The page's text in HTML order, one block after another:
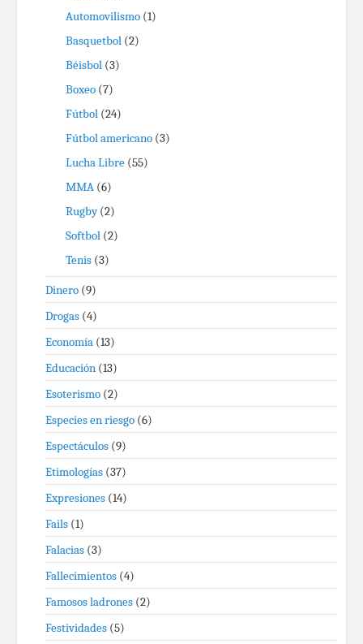
Automovilismo (1)
Basquetbol (2)
Béisbol (3)
Boxeo (7)
Fútbol (24)
Fútbol americano (3)
Lucha Libre (55)
MMA (6)
Rugby(2)
Softbol (2)
Tenis (3)
Dinero (9)
Drogas (4)
Economía (13)
Educación (13)
Esoterismo (2)
Especies en riesgo (6)
Espectáculos (9)
Etimologías (37)
Expresiones (14)
Fails (1)
Falacias (3)
Fallecimientos (4)
Famosos ladrones (2)
Festividades (5)